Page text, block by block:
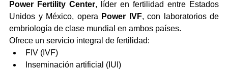
Power Fertility Center, líder en fertilidad entre Estados
Unidos y México, opera Power IVF, con laboratorios de
embriología de clase mundial en ambos países.
Ofrece un servicio integral de fertilidad:
FIV (IVF)
Inseminación artificial (IUI)